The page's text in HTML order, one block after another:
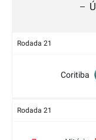
Rodada 21
Coritiba
Rodada 21